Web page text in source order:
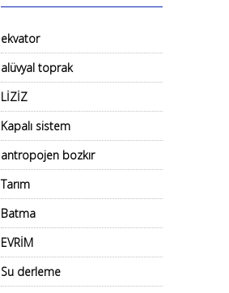
ekvator
alüvyal toprak
LİZİZ
Kapalı sistem
antropojen bozkır
Tarım
Batma
EVRİM
Su derleme